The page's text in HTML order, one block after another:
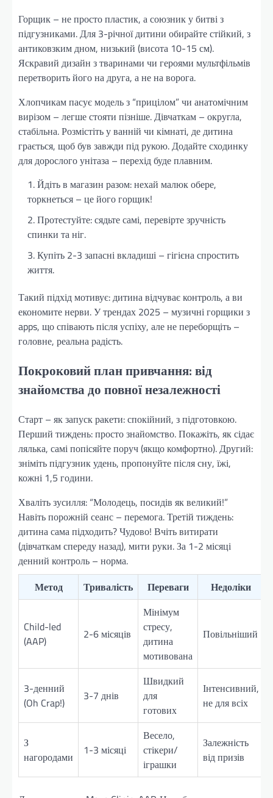
Горщик – не просто пластик, а союзник у битві з
підгузниками. Для 3-річної дитини обирайте стійкий, з
антиковзким дном, низький (висота 10-15 см).
Яскравий дизайн з тваринами чи героями мультфільмів
перетворить його на друга, а не на ворога.
Хлопчикам пасує модель з “прицілом” чи анатомічним
вирізом – легше стояти пізніше. Дівчаткам – округла,
стабільна. Розмістіть у ванній чи кімнаті, де дитина
грається, щоб був завжди під рукою. Додайте сходинку
для дорослого унітаза – перехід буде плавним.
Йдіть в магазин разом: нехай малюк обере,
торкнеться – це його горщик!
Протестуйте: сядьте самі, перевірте зручність
спинки та ніг.
Купіть 2-3 запасні вкладиші – гігієна спростить
життя.
Такий підхід мотивує: дитина відчуває контроль, а ви
економите нерви. У трендах 2025 – музичні горщики з
apps, що співають після успіху, але не переборщіть –
головне, реальна радість.
Покроковий план привчання: від
знайомства до повної незалежності
Старт – як запуск ракети: спокійний, з підготовкою.
Перший тиждень: просто знайомство. Покажіть, як сідає
лялька, самі попісяйте поруч (якщо комфортно). Другий:
зніміть підгузник удень, пропонуйте після сну, їжі,
кожні 1,5 години.
Хваліть зусилля: “Молодець, посидів як великий!”
Навіть порожній сеанс – перемога. Третій тиждень:
дитина сама підходить? Чудово! Вчіть витирати
(дівчаткам спереду назад), мити руки. За 1-2 місяці
денний контроль – норма.
Метод
Тривалість Переваги Недоліки
Child-led
(AAP)
2-6 місяців
Мінімум
стресу,
дитина
мотивована
Повільніший
3-денний
(Oh Crap!)
3-7 днів
Швидкий
для
готових
Інтенсивний,
не для всіх
З
нагородами
1-3 місяці
Весело,
стікери/
іграшки
Залежність
від призів